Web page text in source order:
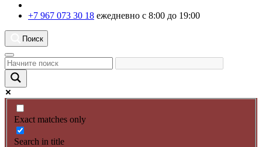
+7 967 073 30 18 ежедневно с 8:00 до 19:00
Поиск
Exact matches only
Search in title